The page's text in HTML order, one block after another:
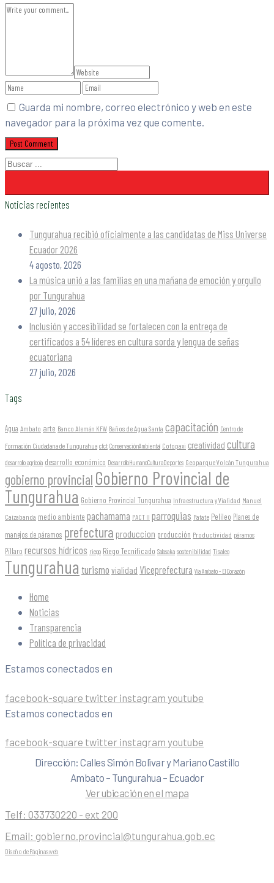
Guarda mi nombre, correo electrónico y web en este
navegador para la próxima vez que comente.
Noticias recientes
Tungurahua recibió oficialmente a las candidatas de Miss Universe
Ecuador 2026
4 agosto, 2026
La música unió a las familias en una mañana de emoción y orgullo
por Tungurahua
27 julio, 2026
Inclusión y accesibilidad se fortalecen con la entrega de
certificados a 54 líderes en cultura sorda y lengua de señas
ecuatoriana
27 julio, 2026
Tags
Agua Ambato arte Banco Alemán KFW Baños de Agua Santa capacitación Centro de
Formación Ciudadana de Tungurahua cfct ConservaciónAmbiental Cotopaxi creatividad cultura
desarrollo agrícola desarrollo económico DesarrolloHumanoCulturaDeportes Geoparque Volcán Tungurahua
gobierno provincial Gobierno Provincial de
Tungurahua Gobierno Provincial Tungurahua Infraestructura y Vialidad Manuel
Caizabanda medio ambiente pachamama PACT II parroquias Patate Pelileo Planes de
manejos de páramos prefectura produccion producción Productividad páramos
Píllaro recursos hídricos riego Riego Tecnificado Salasaka sostenibilidad Tisaleo
Tungurahua turismo vialidad Viceprefectura Vía Ambato - El Corazón
Home
Noticias
Transparencia
Política de privacidad
Estamos conectados en
facebook-square twitter instagram youtube
Estamos conectados en
facebook-square twitter instagram youtube
Dirección: Calles Simón Bolivar y Mariano Castillo
Ambato – Tungurahua – Ecuador
Ver ubicación en el mapa
Telf: 033730220 - ext 200
Email: gobierno.provincial@tungurahua.gob.ec
Diseño de Páginas web